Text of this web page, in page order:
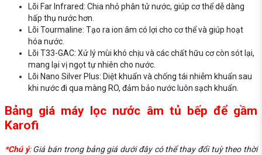
Lõi Far Infrared: Chia nhỏ phân tử nước, giúp cơ thể dễ dàng
hấp thụ nước hơn.
Lõi Tourmaline: Tạo ra ion âm có lợi cho cơ thể và giúp hoạt
hóa nước.
Lõi T33-GAC: Xử lý mùi khó chịu và các chất hữu cơ còn sót lại,
mang lại vị ngọt tự nhiên cho nước.
Lõi Nano Silver Plus: Diệt khuẩn và chống tái nhiễm khuẩn sau
khi nước đi qua màng RO, đảm bảo nước luôn sạch khuẩn.
Bảng giá máy lọc nước âm tủ bếp để gầm
Karofi
*Chú ý:Giá bán trong bảng giá dưới đây có thể thay đổi tuỳ theo thời